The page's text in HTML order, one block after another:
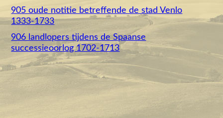
905 oude notitie betreffende de stad Venlo
1333-1733
906 landlopers tijdens de Spaanse
successieoorlog 1702-1713